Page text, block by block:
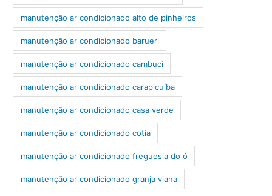
manutenção ar condicionado alto de pinheiros
manutenção ar condicionado barueri
manutenção ar condicionado cambuci
manutenção ar condicionado carapicuíba
manutenção ar condicionado casa verde
manutenção ar condicionado cotia
manutenção ar condicionado freguesia do ó
manutenção ar condicionado granja viana